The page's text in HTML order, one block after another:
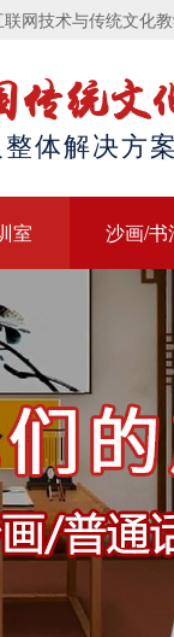
网技术与传统文化
传统文
体解决方
室 沙画/书